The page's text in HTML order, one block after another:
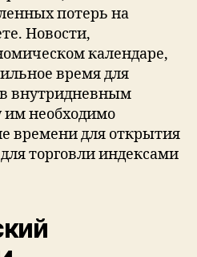
потерь на
Новости,
календаре,
время для
внутридневным
им необходимо
времени для открытия
торговли индексами